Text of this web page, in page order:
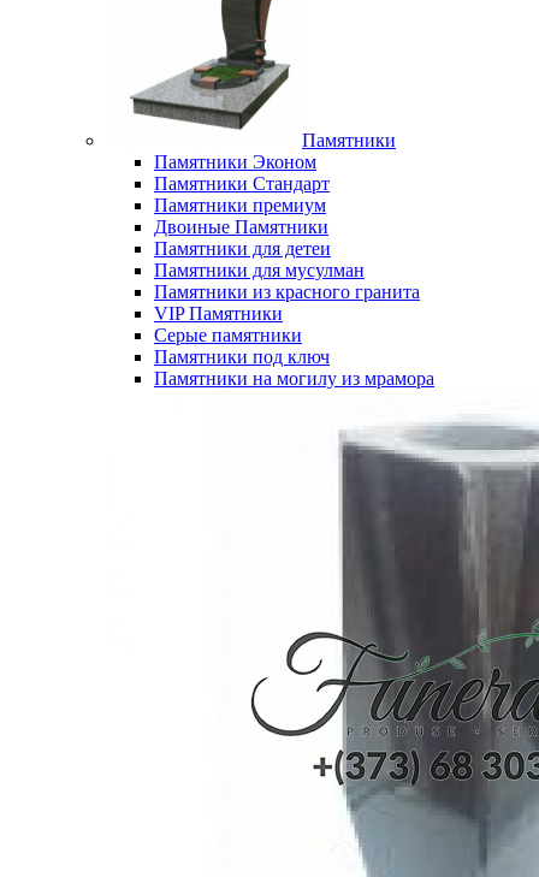
Памятники
Памятники Эконом
Памятники Стандарт
Памятники премиум
Двоиные Памятники
Памятники для детеи
Памятники для мусулман
Памятники из красного гранита
VIP Памятники
Серые памятники
Памятники под ключ
Памятники на могилу из мрамора